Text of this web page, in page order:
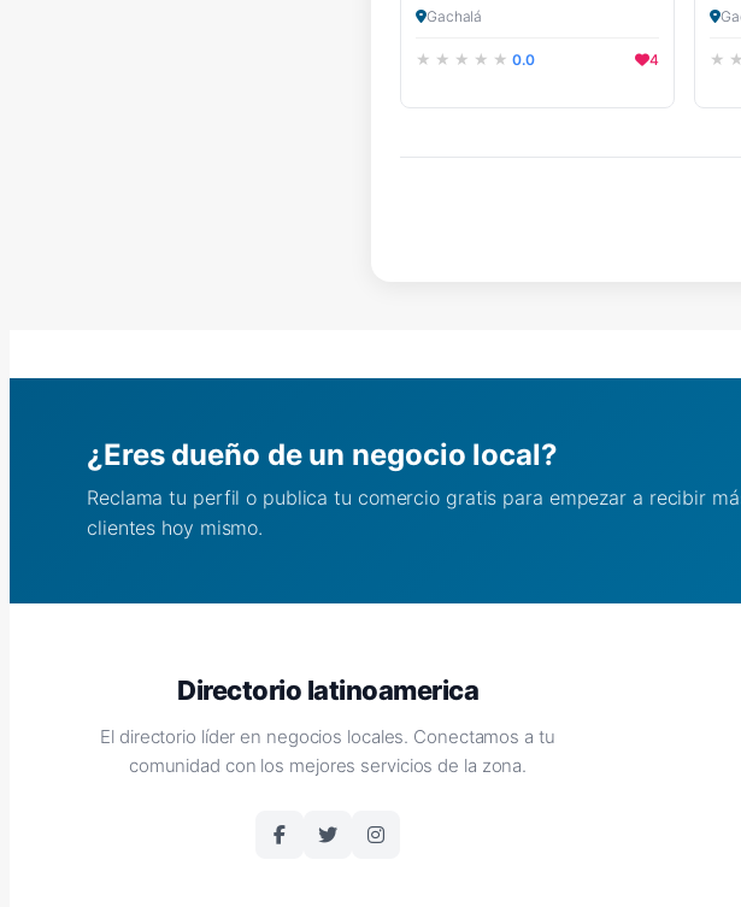
Gachalá
0.0 4
¿Eres dueño de un negocio local?
Reclama tu perfil o publica tu comercio gratis para empezar a recibir
clientes hoy mismo.
Directorio latinoamerica
El directorio líder en negocios locales. Conectamos a tu
comunidad con los mejores servicios de la zona.